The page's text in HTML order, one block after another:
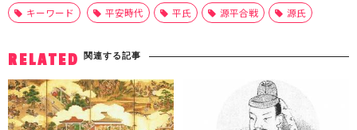
キーワード 平安時代 平氏 源平合戦 源氏
RELATED 関連する記事